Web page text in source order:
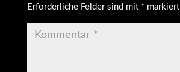
Erforderliche Felder sind mit *markiert